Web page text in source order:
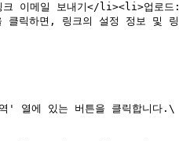
이메일 보내기</li><li>업로
하면, 링크의 설정 정보 및
' 열에 있는 버튼을 클릭합니다.\